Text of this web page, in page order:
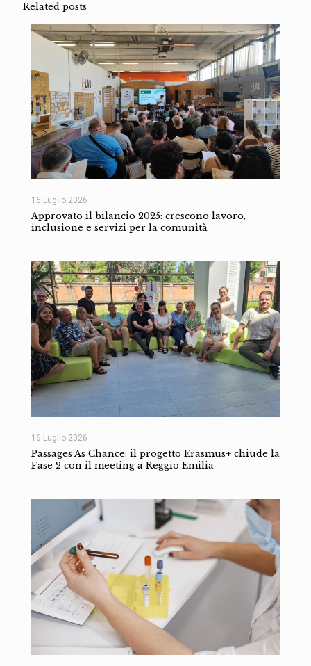
Related posts
16 Luglio 2026
Approvato il bilancio 2025: crescono lavoro,
inclusione e servizi per la comunità
16 Luglio 2026
Passages As Chance: il progetto Erasmus+ chiude la
Fase 2 con il meeting a Reggio Emilia